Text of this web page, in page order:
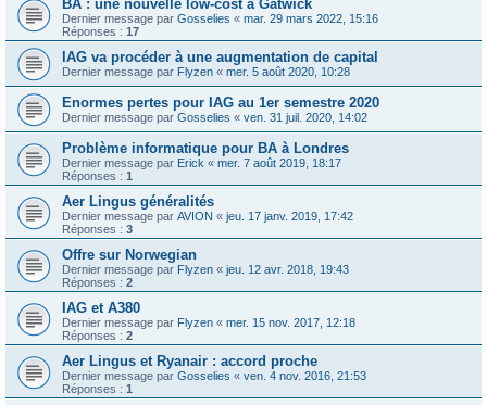
BA : une nouvelle low-cost à Gatwick
Dernier message par Gosselies « mar. 29 mars 2022, 15:16
Réponses : 17
IAG va procéder à une augmentation de capital
Dernier message par Flyzen « mer. 5 août 2020, 10:28
Enormes pertes pour IAG au 1er semestre 2020
Dernier message par Gosselies « ven. 31 juil. 2020, 14:02
Problème informatique pour BA à Londres
Dernier message par Erick « mer. 7 août 2019, 18:17
Réponses : 1
Aer Lingus généralités
Dernier message par AVION « jeu. 17 janv. 2019, 17:42
Réponses : 3
Offre sur Norwegian
Dernier message par Flyzen « jeu. 12 avr. 2018, 19:43
Réponses : 2
IAG et A380
Dernier message par Flyzen « mer. 15 nov. 2017, 12:18
Réponses : 2
Aer Lingus et Ryanair : accord proche
Dernier message par Gosselies « ven. 4 nov. 2016, 21:53
Réponses : 1